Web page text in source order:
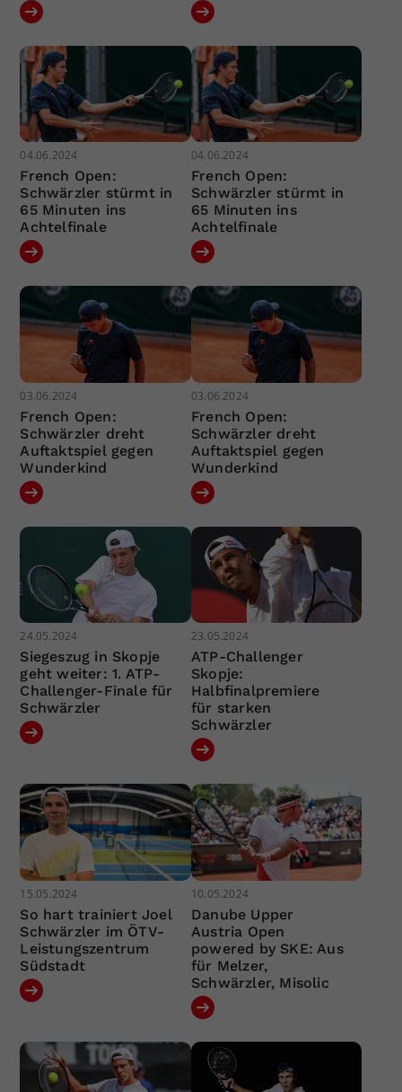
04.06.2024
French Open:
Schwärzler stürmt in
65 Minuten ins
Achtelfinale
04.06.2024
French Open:
Schwärzler stürmt in
65 Minuten ins
Achtelfinale
03.06.2024
French Open:
Schwärzler dreht
Auftaktspiel gegen
Wunderkind
03.06.2024
French Open:
Schwärzler dreht
Auftaktspiel gegen
Wunderkind
24.05.2024
Siegeszug in Skopje
geht weiter: 1. ATP-
Challenger-Finale für
Schwärzler
23.05.2024
ATP-Challenger
Skopje:
Halbfinalpremiere
für starken
Schwärzler
15.05.2024
So hart trainiert Joel
Schwärzler im ÖTV-
Leistungszentrum
Südstadt
10.05.2024
Danube Upper
Austria Open
powered by SKE: Aus
für Melzer,
Schwärzler, Misolic